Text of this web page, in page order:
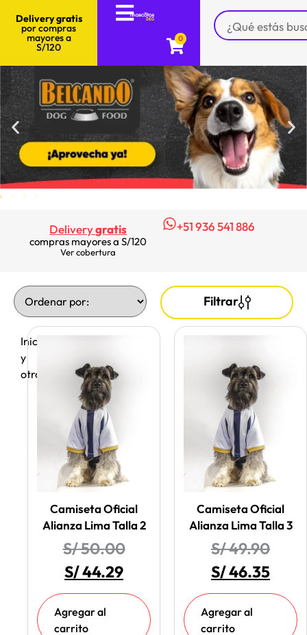
Delivery gratis
por compras
mayores a
S/120
0
Deliverygratis
compras mayores a S/120
Ver cobertura
+51 936 541 886
Filtrar
Inicio
y
otros
/ Ropa
Camiseta Oficial
Alianza Lima Talla 2
S/50.00
S/44.29
Agregar al
carrito
Camiseta Oficial
Alianza Lima Talla 3
S/49.90
S/46.35
Agregar al
carrito